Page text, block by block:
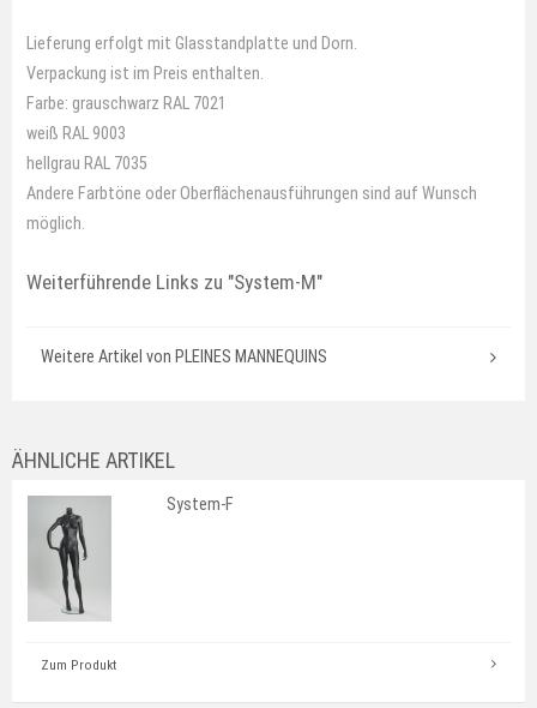
Lieferung erfolgt mit Glasstandplatte und Dorn.
Verpackung ist im Preis enthalten.
Farbe: grauschwarz RAL 7021
weiß RAL 9003
hellgrau RAL 7035
Andere Farbtöne oder Oberflächenausführungen sind auf Wunsch
möglich.
Weiterführende Links zu "System-M"
Weitere Artikel von PLEINES MANNEQUINS
ÄHNLICHE ARTIKEL
System-F
Zum Produkt